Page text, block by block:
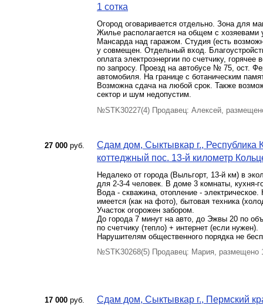
1 сотка
Огород оговаривается отдельно. Зона для
Жилье располагается на общем с хозяевами
Мансарда над гаражом. Студия (есть
у совмещен. Отдельный вход.
оплата электроэнергии по счетчику,
по запросу. Проезд на автобусе № 75, ост.
автомобиля. На границе с ботаническим
Возможна сдача на любой срок. Также
сектор и шум недопустим.
№STK30227(4) Продавец: Алексей,
27 000 руб.
Сдам дом, Сыктывкар г., Республика
коттеджный пос. 13-й километр
Недалеко от города (Выльгорт, 13-й км) в
для 2-3-4 человек. В доме 3 комнаты, кухня-
Вода - скважина, отопление -
имеется (как на фото), бытовая техника
Участок огорожен забором.
До города 7 минут на авто, до Эжвы 20 по
по счетчику (тепло) + интернет (если нужен).
Нарушителям общественного порядка не
№STK30268(5) Продавец: Мария, размещено
17 000 руб.
Сдам дом, Сыктывкар г., Пермский